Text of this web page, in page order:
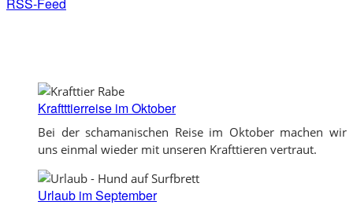
RSS-Feed
Kraftttierreise im Oktober
Bei der schamanischen Reise im Oktober machen wir
uns einmal wieder mit unseren Krafttieren vertraut.
Urlaub im September